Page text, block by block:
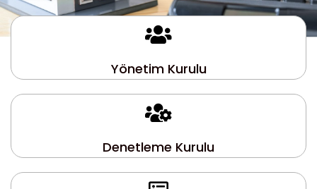
Yönetim Kurulu
Denetleme Kurulu